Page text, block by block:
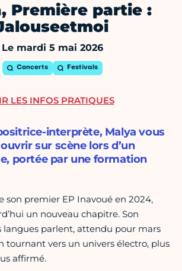
Première partie :
Le mardi 5 mai 2026
Concerts Festivals
interprète, Malya vous
sur scène lors d’un
portée par une formation
son premier EP Inavoué en 2024,
un nouveau chapitre. Son
langues parlent, attendu pour mars
tournant vers un univers électro, plus
affirmé.
LES INFOS PRATIQUES